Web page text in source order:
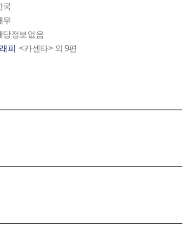
국
우
당정보없음
피 <카센타> 외 9편